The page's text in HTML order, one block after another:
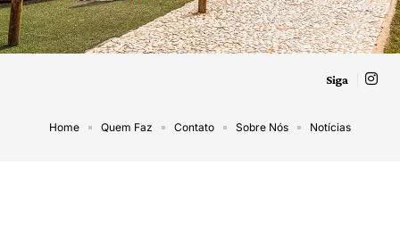
Siga
Home Quem Faz Contato Sobre Nós Notícias